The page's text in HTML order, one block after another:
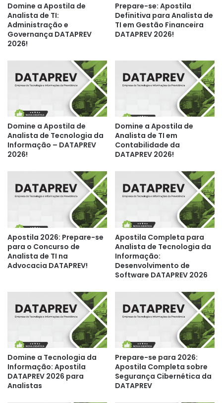
Domine a Apostila de
Analista de TI:
Administração e
Governança DATAPREV
2026!
Prepare-se: Apostila
Definitiva para Analista de
TI em Gestão Financeira
DATAPREV 2026!
Domine a Apostila de
Analista de Tecnologia da
Informação – DATAPREV
2026!
Domine a Apostila de
Analista de TI em
Contabilidade da
DATAPREV 2026!
Apostila 2026: Prepare-se
para o Concurso de
Analista de TI na
Advocacia DATAPREV!
Apostila Completa para
Analista de Tecnologia da
Informação:
Desenvolvimento de
Software DATAPREV 2026
Domine a Tecnologia da
Informação: Apostila
DATAPREV 2026 para
Analistas
Prepare-se para 2026:
Apostila Completa sobre
Segurança Cibernética da
DATAPREV